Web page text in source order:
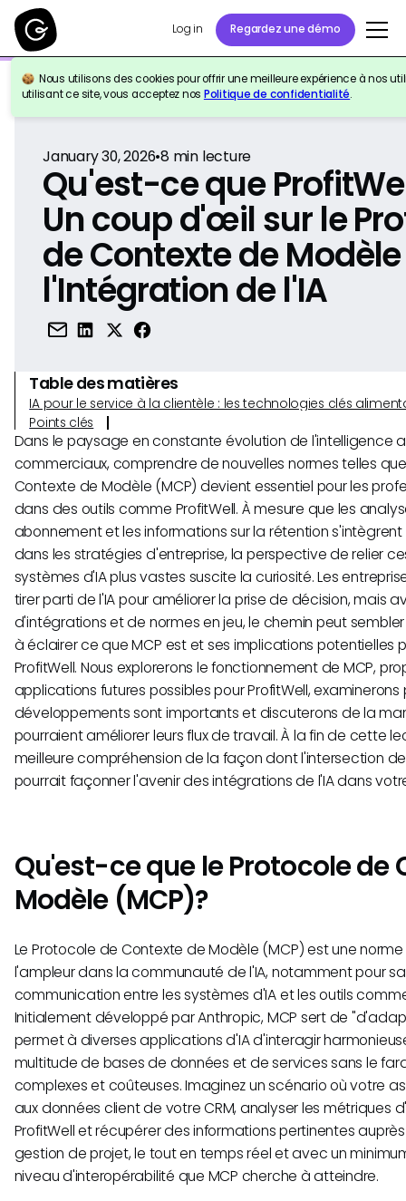
Log in Regardez une démo
Nous utilisons des cookies pour offrir une meilleure expérience à nos
utilisant ce site, vous acceptez nos Politique de confidentialité.
Retour à la référence
January 30, 2026•8min lecture
Qu'est-ce que
Un coup d'œil sur le
de Contexte de
l'Intégration de l'IA
Table des matières
IA pour le service à la clientèle : les technologies clés
Points clés
Dans le paysage en constante évolution de l'intelligence
commerciaux, comprendre de nouvelles normes telles
Contexte de Modèle (MCP) devient essentiel pour les
dans des outils comme ProfitWell. À mesure que les
abonnement et les informations sur la rétention
dans les stratégies d'entreprise, la perspective de relier
systèmes d'IA plus vastes suscite la curiosité. Les
tirer parti de l'IA pour améliorer la prise de décision, mais
d'intégrations et de normes en jeu, le chemin peut
à éclairer ce que MCP est et ses implications potentielles
ProfitWell. Nous explorerons le fonctionnement de MCP,
applications futures possibles pour ProfitWell,
développements sont importants et discuterons de la
pourraient améliorer leurs flux de travail. À la fin de cette
meilleure compréhension de la façon dont l'intersection de
pourrait façonner l'avenir des intégrations de l'IA dans
Qu'est-ce que le Protocole de
Modèle (MCP)?
Le Protocole de Contexte de Modèle (MCP) est une
l'ampleur dans la communauté de l'IA, notamment pour
communication entre les systèmes d'IA et les outils
Initialement développé par Anthropic, MCP sert de
permet à diverses applications d'IA d'interagir
multitude de bases de données et de services sans le
complexes et coûteuses. Imaginez un scénario où votre
aux données client de votre CRM, analyser les métriques
ProfitWell et récupérer des informations pertinentes
gestion de projet, le tout en temps réel et avec un
niveau d'interopérabilité que MCP cherche à atteindre.